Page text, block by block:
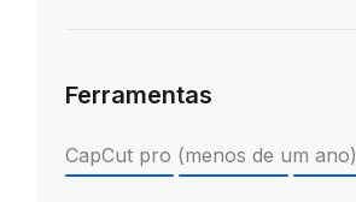
Ferramentas
CapCut pro (menos de um ano)